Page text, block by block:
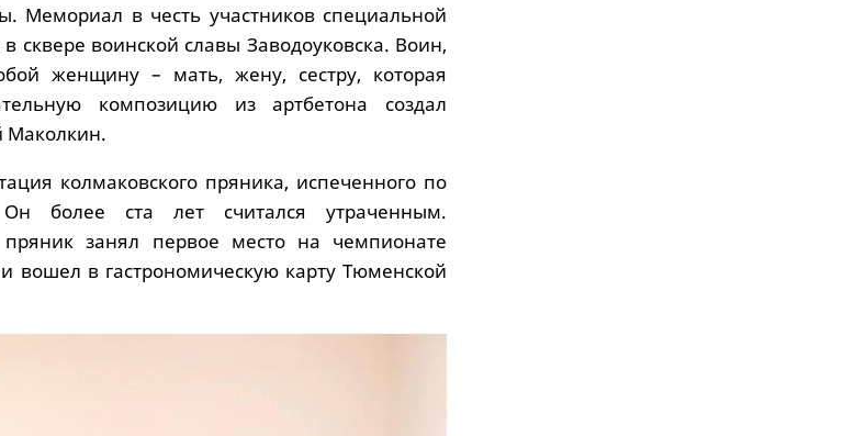
Мемориал в честь участников специальной
сквере воинской славы Заводоуковска. Воин,
женщину – мать, жену, сестру, которая
композицию из артбетона создал
Маколкин.
колмаковского пряника, испеченного по
Он более ста лет считался утраченным.
занял первое место на чемпионате
вошел в гастрономическую карту Тюменской